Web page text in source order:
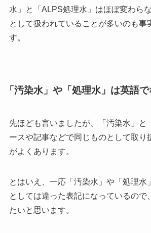
水」と「ALPS処理水」はほぼ変わら
として扱われていることが多いのも事
す。
「汚染水」や「処理水」は英語
先ほども言いましたが、「汚染水」と
ースや記事などで同じものとして取り
がよくあります。
とはいえ、一応「汚染水」や「処理水
としては違った表記になっているので
たいと思います。